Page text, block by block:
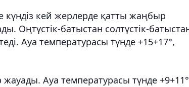
кей жерлерде қатты жаңбыр
Оңтүстік-батыстан солтүстік-
Ауа температурасы түнде +15+17°,
Ауа температурасы түнде